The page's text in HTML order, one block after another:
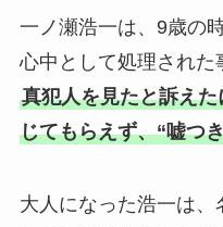
一ノ瀬浩一は、9歳の
心中として処理された
真犯人を見たと訴え
じてもらえず、“嘘つ
大人になった浩一は、